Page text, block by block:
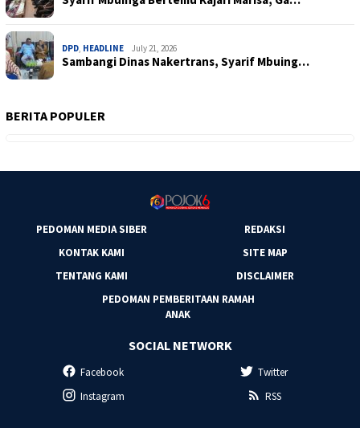
DPD HEADLINE July 21, 2026
Sambangi Dinas Nakertrans, Syarif Mbuing…
BERITA POPULER
PEDOMAN MEDIA SIBER
REDAKSI
KONTAK KAMI
SITE MAP
TENTANG KAMI
DISCLAIMER
PEDOMAN PEMBERITAAN RAMAH
ANAK
SOCIAL NETWORK
Facebook
Twitter
Instagram
RSS